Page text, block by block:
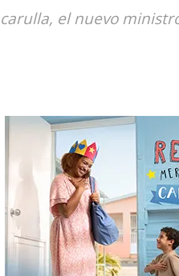
el nuevo